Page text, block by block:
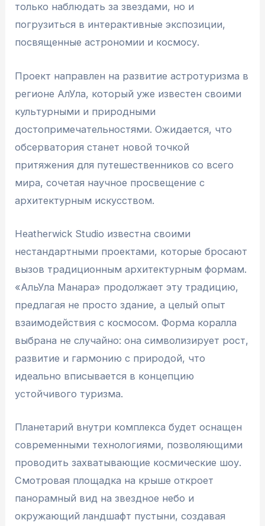
только наблюдать за звездами, но и
погрузиться в интерактивные экспозиции,
посвященные астрономии и космосу.
Проект направлен на развитие астротуризма в
регионе АлУла, который уже известен своими
культурными и природными
достопримечательностями. Ожидается, что
обсерватория станет новой точкой
притяжения для путешественников со всего
мира, сочетая научное просвещение с
архитектурным искусством.
Heatherwick Studio известна своими
нестандартными проектами, которые бросают
вызов традиционным архитектурным формам.
«АльУла Манара» продолжает эту традицию,
предлагая не просто здание, а целый опыт
взаимодействия с космосом. Форма коралла
выбрана не случайно: она символизирует рост,
развитие и гармонию с природой, что
идеально вписывается в концепцию
устойчивого туризма.
Планетарий внутри комплекса будет оснащен
современными технологиями, позволяющими
проводить захватывающие космические шоу.
Смотровая площадка на крыше откроет
панорамный вид на звездное небо и
окружающий ландшафт пустыни, создавая